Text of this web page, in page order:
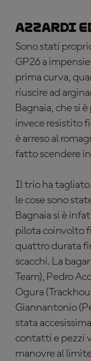
Azzardi
Sono stati
GP26 a
prima curva,
riuscire ad
Bagnaia, che si
invece resistito
è arreso al
fatto scendere in
Il trio ha tagliato
le cose sono
Bagnaia si è
pilota coinvolto
quattro durata
scacchi. La
Team), Pedro
Ogura
Giannantonio
stata
contatti e pezzi
manovre al